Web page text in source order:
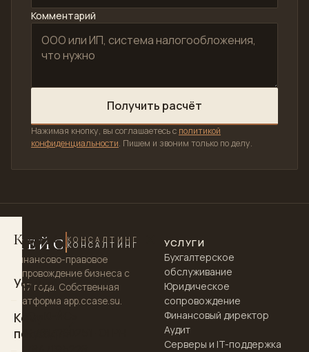
Комментарий
Получить расчёт
Нажимая кнопку, вы соглашаетесь с политикой
конфиденциальности. Пишем и звоним только по делу.
КЕЙСКОНСАЛТИНГ
Финансово-правовое
сопровождение бизнеса с
2017 года. Собственная
платформа app.ccase.su.
ООО «КЕЙС»
ИНН 7813280251 · ОГРН
УСЛУГИ
Бухгалтерское
обслуживание
Юридическое
сопровождение
Финансовый директор
Аудит
Серверы и IT-поддержка
КЕЙС КОНСАЛТИНГ
Услуги
Кому
подходит